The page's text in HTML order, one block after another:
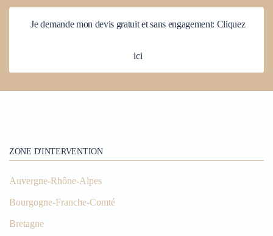
Je demande mon devis gratuit et sans engagement: Cliquez
ici
ZONE D'INTERVENTION
Auvergne-Rhône-Alpes
Bourgogne-Franche-Comté
Bretagne